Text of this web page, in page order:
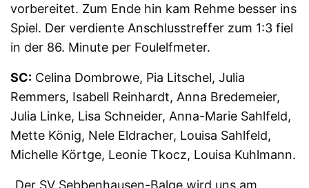
vorbereitet. Zum Ende hin kam Rehme besser ins
Spiel. Der verdiente Anschlusstreffer zum 1:3 fiel
in der 86. Minute per Foulelfmeter.
SC: Celina Dombrowe, Pia Litschel, Julia
Remmers, Isabell Reinhardt, Anna Bredemeier,
Julia Linke, Lisa Schneider, Anna-Marie Sahlfeld,
Mette König, Nele Eldracher, Louisa Sahlfeld,
Michelle Körtge, Leonie Tkocz, Louisa Kuhlmann.
„Der SV Sebbenhausen-Balge wird uns am